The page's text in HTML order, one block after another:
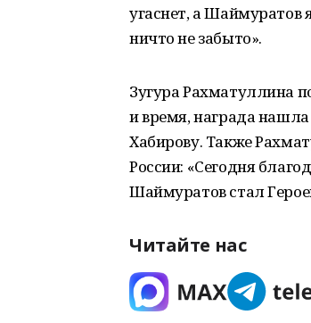
угаснет, а Шаймуратов
ничто не забыто».
Зугура Рахматуллина
и время, награда
Хабирову. Также
России: «Сегодня
Шаймуратов стал
Читайте нас